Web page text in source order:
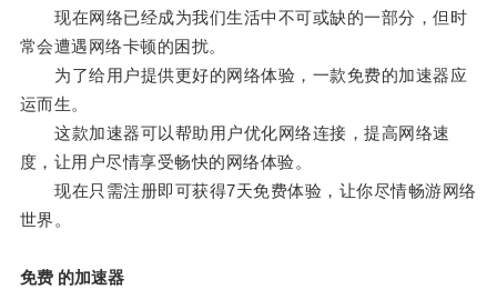
现在网络已经成为我们生活中不可或缺的一部分，但时
常会遭遇网络卡顿的困扰。
为了给用户提供更好的网络体验，一款免费的加速器应
运而生。
这款加速器可以帮助用户优化网络连接，提高网络速
度，让用户尽情享受畅快的网络体验。
现在只需注册即可获得7天免费体验，让你尽情畅游网络
世界。
免费 的加速器